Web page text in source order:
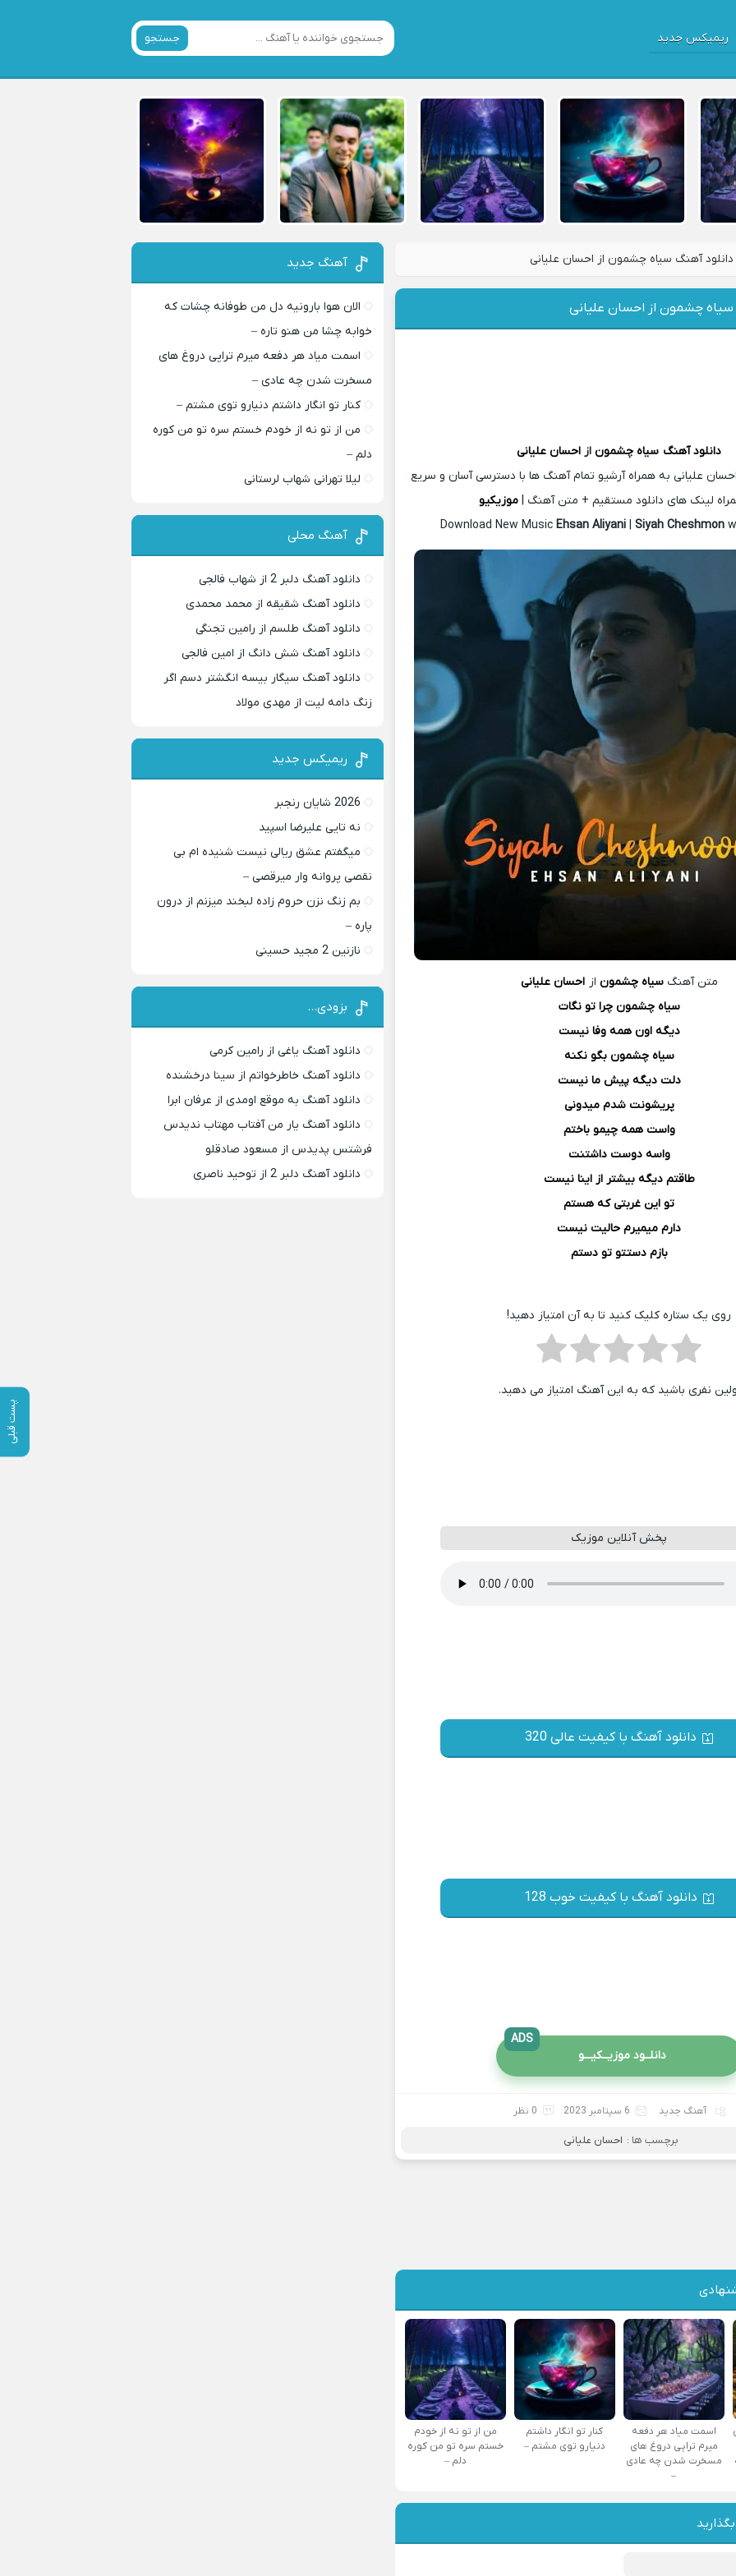
ریمیکس جدید جستجو
دانلود آهنگ سیاه چشمون از احسان علیانی
پست قبلی
سیاه چشمون از احسان علیانی
دانلود آهنگ سیاه چشمون از احسان علیانی
علیانی به همراه آرشیو تمام آهنگ ها با دسترسی آسان و سریع
لینک های دانلود مستقیم + متن آهنگ | موزیکیو
Download New MusicEhsan Aliyani |Siyah Cheshmon
متن آهنگسیاه چشمون از احسان علیانی
سیاه چشمون چرا تو نگات
دیگه اون همه وفا نیست
سیاه چشمون بگو نکنه
دلت دیگه پیش ما نیست
پریشونت شدم میدونی
واست همه چیمو باختم
واسه دوست داشتنت
طاقتم دیگه بیشتر از اینا نیست
تو این غربتی که هستم
دارم میمیرم حالیت نیست
بازم دستتو تو دستم
روی یک ستاره کلیک کنید تا به آن امتیاز دهید!
نفری باشید که به این آهنگ امتیاز می دهید.
پخش آنلاین موزیک
دانلود آهنگ با کیفیت عالی 320
دانلود آهنگ با کیفیت خوب 128
دانلــود موزیــکیـــو
ADS
آهنگ جدید 6 سپتامبر 2023 0 نظر
برچسب ها : احسان علیانی
اسمت میاد هر دفعه
میرم تراپی دروغ‌ های
مسخرت شدن چه عادی
–
کنار تو انگار داشتم
دنیارو توی مشتم –
من از تو نه از خودم
خستم سره تو من کوره
دلم –
آهنگ جدید
الان هوا بارونیه دل من طوفانه چشات که
خوابه چشا من هنو تاره –
اسمت میاد هر دفعه میرم تراپی دروغ‌ های
مسخرت شدن چه عادی –
کنار تو انگار داشتم دنیارو توی مشتم –
من از تو نه از خودم خستم سره تو من کوره
دلم –
لیلا تهرانی شهاب لرستانی
آهنگ محلی
دانلود آهنگ دلبر 2 از شهاب فالجی
دانلود آهنگ شقیقه از محمد محمدی
دانلود آهنگ طلسم از رامین تجنگی
دانلود آهنگ شش دانگ از امین فالجی
دانلود آهنگ سیگار بیسه انگشتر دسم اگر
زنگ دامه لیت از مهدی مولاد
ریمیکس جدید
2026 شایان رنجبر
نه تایی علیرضا اسپید
میگفتم عشق ریالی نیست شنیده ام بی
نقصی پروانه وار میرقصی –
بم زنگ نزن حروم زاده لبخند میزنم از درون
پاره –
نازنین 2 مجید حسینی
بزودی…
دانلود آهنگ یاغی از رامین کرمی
دانلود آهنگ خاطرخواتم از سینا درخشنده
دانلود آهنگ به موقع اومدی از عرفان ابرا
دانلود آهنگ یار من آفتاب مهتاب ندیدس
فرشتس پدیدس از مسعود صادقلو
دانلود آهنگ دلبر 2 از توحید ناصری